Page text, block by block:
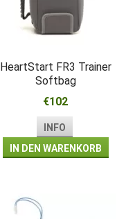
HeartStart FR3 Trainer
Softbag
€102
INFO
IN DEN WARENKORB